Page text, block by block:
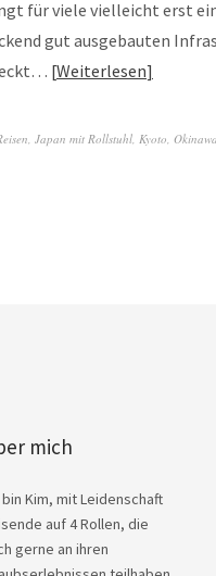
für viele vielleicht erst
gut ausgebauten
Weiterlesen
, Japan mit Rollstuhl, Kyoto, Okinawa
mich
bin Kim, mit Leidenschaft
auf 4 Rollen, die
gerne an ihren